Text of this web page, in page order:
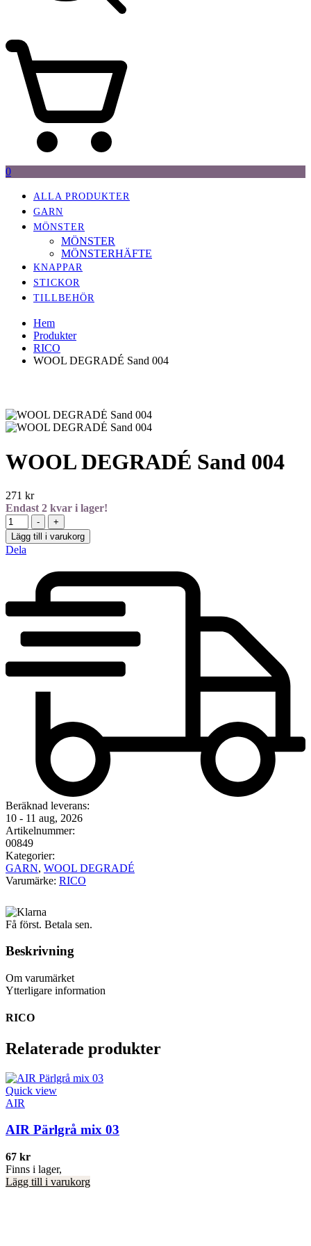
0
ALLA PRODUKTER
GARN
MÖNSTER
MÖNSTER
MÖNSTERHÄFTE
KNAPPAR
STICKOR
TILLBEHÖR
Hem
Produkter
RICO
WOOL DEGRADÉ Sand 004
WOOL DEGRADÉ Sand 004
271 kr
Endast 2 kvar i lager!
-
+
Lägg till i varukorg
Dela
Beräknad leverans:
10 - 11 aug, 2026
Artikelnummer:
00849
Kategorier:
GARN, WOOL DEGRADÉ
Varumärke: RICO
Få först. Betala sen.
Beskrivning
Om varumärket
Ytterligare information
RICO
Relaterade produkter
Quick view
AIR
AIR Pärlgrå mix 03
67 kr
Finns i lager,
Lägg till i varukorg